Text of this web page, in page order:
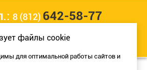
8 (812) 642-58-77
сайта:
файлы cookie
для оптимальной работы сайтов и